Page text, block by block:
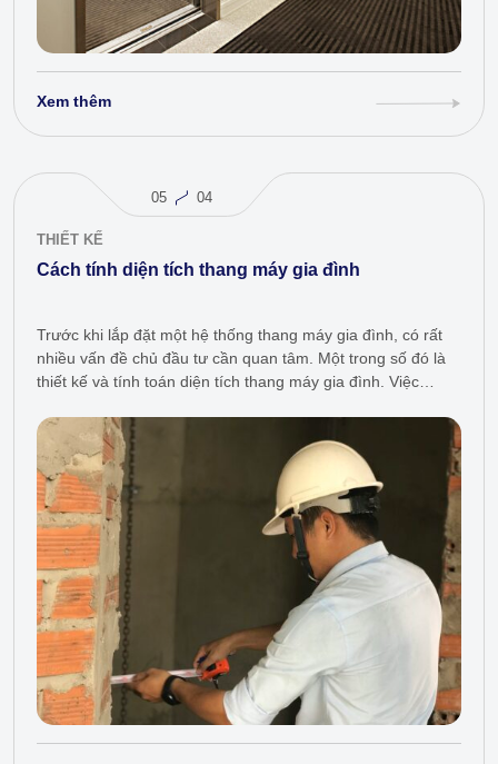
Xem thêm
05 04
THIẾT KẾ
Cách tính diện tích thang máy gia đình
Trước khi lắp đặt một hệ thống thang máy gia đình, có rất
nhiều vấn đề chủ đầu tư cần quan tâm. Một trong số đó là
thiết kế và tính toán diện tích thang máy gia đình. Việc